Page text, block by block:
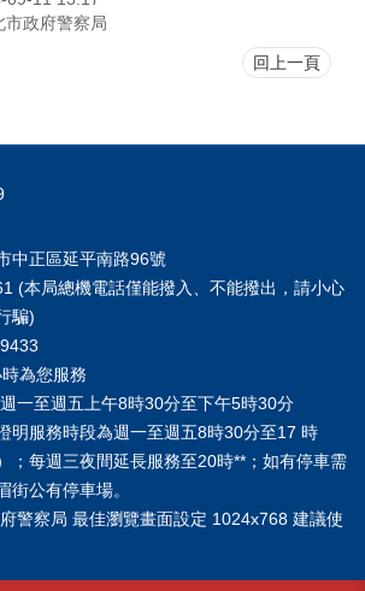
市政府警察局
回上一頁
中正區延平南路96號
(本局總機電話僅能撥入、不能撥出，請小心
騙)
為您服務
一至週五上午8時30分至下午5時30分
明服務時段為週一至週五8時30分至17 時
；每週三夜間延長服務至20時**；如有停車需
街公有停車場。
警察局 最佳瀏覽畫面設定 1024x768 建議使